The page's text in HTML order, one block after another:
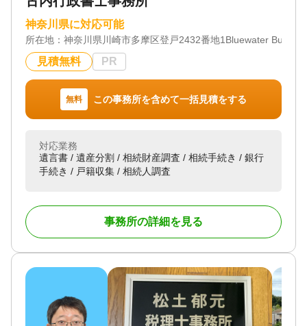
神奈川県に対応可能
所在地： 神奈川県川崎市多摩区登戸2432番地1Bluewater
見積無料 PR
無料 この事務所を含めて一括見積をする
対応業務
遺言書 / 遺産分割 / 相続財産調査 / 相続手続き / 銀行
手続き / 戸籍収集 / 相続人調査
事務所の詳細を見る